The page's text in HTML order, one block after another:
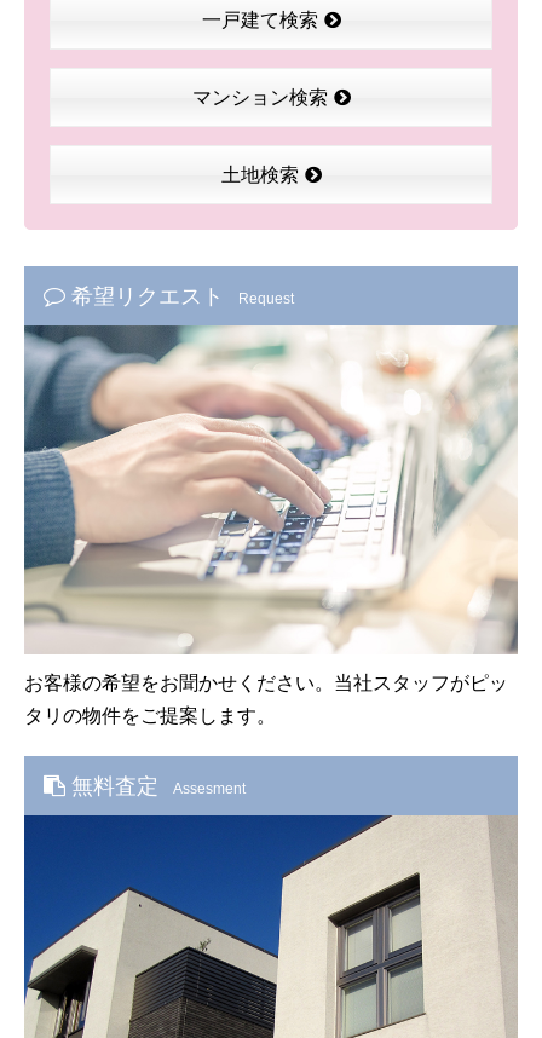
一戸建て検索
マンション検索
土地検索
希望リクエスト Request
お客様の希望をお聞かせください。当社スタッフがピッ
タリの物件をご提案します。
無料査定 Assesment